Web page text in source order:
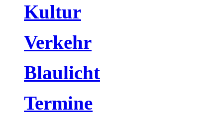
Kultur
Verkehr
Blaulicht
Termine